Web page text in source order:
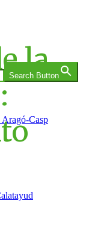
Search Button
Casp
la